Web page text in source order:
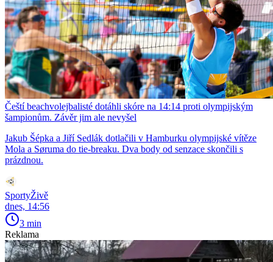
Čeští beachvolejbalisté dotáhli skóre na 14:14 proti olympijským
šampionům. Závěr jim ale nevyšel
Jakub Šépka a Jiří Sedlák dotlačili v Hamburku olympijské vítěze
Mola a Søruma do tie-breaku. Dva body od senzace skončili s
prázdnou.
SportyŽivě
dnes, 14:56
3 min
Reklama